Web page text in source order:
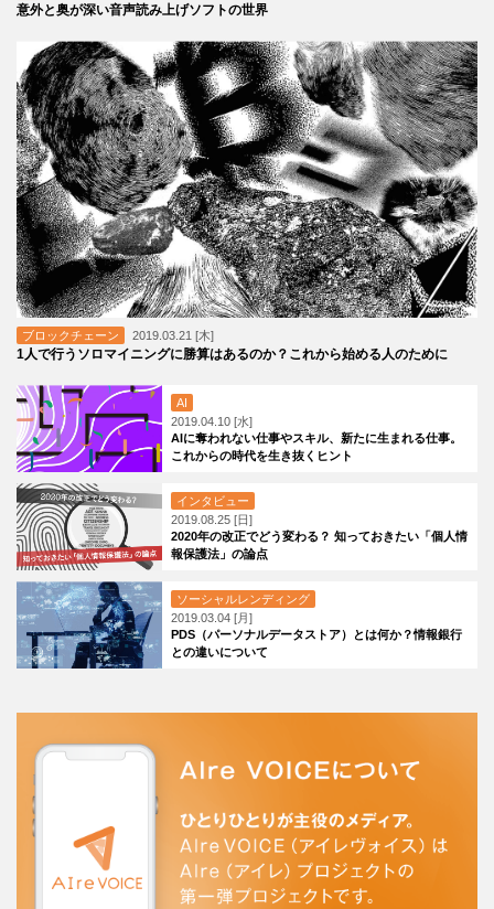
意外と奥が深い音声読み上げソフトの世界
ブロックチェーン 2019.03.21 [木]
1人で行うソロマイニングに勝算はあるのか？これから始める人のために
AI
2019.04.10 [水]
AIに奪われない仕事やスキル、新たに生まれる仕事。
これからの時代を生き抜くヒント
インタビュー
2019.08.25 [日]
2020年の改正でどう変わる？ 知っておきたい「個人情
報保護法」の論点
ソーシャルレンディング
2019.03.04 [月]
PDS（パーソナルデータストア）とは何か？情報銀行
との違いについて